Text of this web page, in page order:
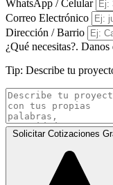
WhatsApp / Celular
Correo Electrónico
Dirección / Barrio
¿Qué necesitas?. Danos
Tip: Describe tu
Solicitar Cotizaciones